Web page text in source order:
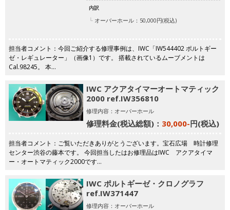
内訳
オーバーホール：50,000円(税込)
担当者コメント：今回ご紹介する修理事例は、IWC「IW544402 ポルトギー
ゼ・レギュレーター」（画像1）です。 搭載されているムーブメントは
Cal.98245。 本…
IWC アクアタイマーオートマティック
2000 ref.IW356810
修理内容：オーバーホール
修理料金(税込総額)： 30,000-円(税込)
担当者コメント：ご覧いただきありがとうございます。宝石広場 時計修理
センター渋谷の藤本です。 今回担当したはお修理品はIWC アクアタイマ
ー・オートマティック2000です…
IWC ポルトギーゼ・クロノグラフ
ref.IW371447
修理内容：オーバーホール